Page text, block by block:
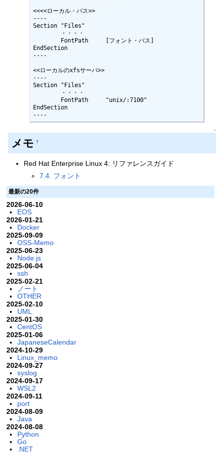
<<<<ローカル・パス>>
----
Section "Files"
EndSection
----
<<ローカルのxfsサーバ>>
----
Section "Files"
EndSection
----
↑
メモ †
Red Hat Enterprise Linux 4: リファレンスガイド
7.4. フォント
最新の20件
2026-06-10
EOS
2026-01-21
Docker
2025-09-09
OSS-Memo
2025-06-23
Node.js
2025-06-04
ssh
2025-02-21
ノート
OTHER
2025-02-10
UML
2025-01-30
CentOS
2025-01-06
JapaneseCalendar
2024-10-29
Linux_memo
2024-09-27
syslog
2024-09-17
WSL2
2024-09-11
port
2024-08-09
Java
2024-08-08
Python
Go
.NET